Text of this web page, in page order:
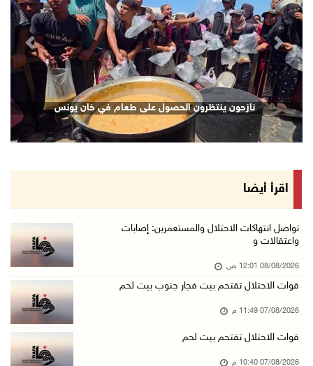
الاحتلال يعيق تنقل المواطنين ويقتحم بلدات شرق ...
07/آب/2026 08:52 م
إصابة مواطنين في اعتداء للمستعمرين في بيت دجن
07/آب/2026 08:48 م
نادي الأسير: تجديد أمرَ منع زيارات الأسرى إجر ...
07/آب/2026 08:24 م
مستعمرون يهاجمون قرية أبو نجيم ويصيبون مواطني ...
مستعمرون يهاجمون مساكن المواطنين في خربة الحم ...
بعد تجديد منع زيارات المعتقلين: أبو الحمص يدع ...
الرئاسة ترحب بإطلاق السعودية التحالف البحري ا ...
07/آب/2026 06:17 م
(محدث) نابلس: إصابة مواطن واعتقاله إثر هجوم ل ...
07/آب/2026 06:04 م
الرئاسة ترحب باتفاقية مكة للدفاع المشترك بين ...
نازحون ينتظرون الحصول على طعام في خان يونس
Next
اقرأ أيضا
تواصل انتهاكات الاحتلال والمستعمرين: إصابات
واعتقالات و
08/08/2026 12:01 ص
قوات الاحتلال تقتحم بيت فجار جنوب بيت لحم
07/08/2026 11:49 م
قوات الاحتلال تقتحم بيت لحم
07/08/2026 10:40 م